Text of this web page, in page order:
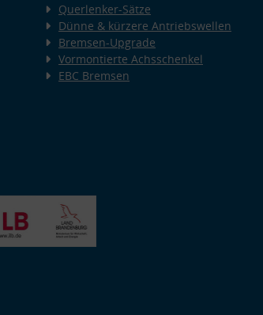
Querlenker-Sätze
Dünne & kürzere Antriebswellen
Bremsen-Upgrade
Vormontierte Achsschenkel
EBC Bremsen